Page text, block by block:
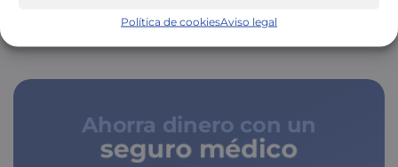
Política de cookiesAviso legal
Ahorra dinero con un
seguro médico